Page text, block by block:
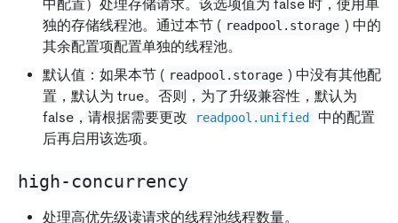
中配置）处理存储请求。该选项值为 false 时，使用单
独的存储线程池。通过本节 ( readpool.storage ) 中的
其余配置项配置单独的线程池。
默认值：如果本节 ( readpool.storage ) 中没有其他配
置，默认为 true。否则，为了升级兼容性，默认为
false，请根据需要更改
readpool.unified
中的配置
后再启用该选项。
high-concurrency
处理高优先级读请求的线程池线程数量。